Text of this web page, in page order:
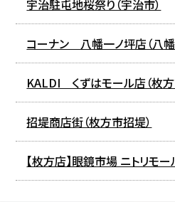
宇治駐屯地桜祭り（宇治市）
コーナン 八幡一ノ坪店（八幡
KALDI くずはモール店（枚方
招堤商店街（枚方市招堤）
【枚方店】眼鏡市場 ニトリモ